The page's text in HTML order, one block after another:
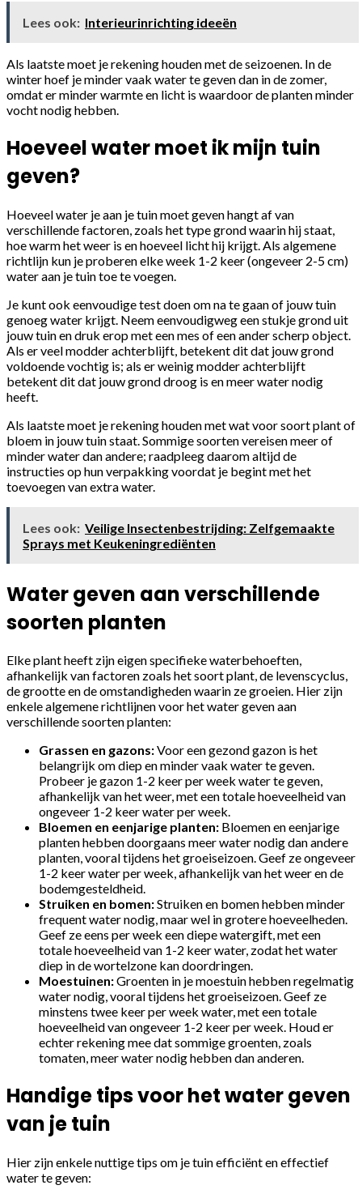
Lees ook: Interieurinrichting ideeën
Als laatste moet je rekening houden met de seizoenen. In de
winter hoef je minder vaak water te geven dan in de zomer,
omdat er minder warmte en licht is waardoor de planten minder
vocht nodig hebben.
Hoeveel water moet ik mijn tuin
geven?
Hoeveel water je aan je tuin moet geven hangt af van
verschillende factoren, zoals het type grond waarin hij staat,
hoe warm het weer is en hoeveel licht hij krijgt. Als algemene
richtlijn kun je proberen elke week 1-2 keer (ongeveer 2-5 cm)
water aan je tuin toe te voegen.
Je kunt ook eenvoudige test doen om na te gaan of jouw tuin
genoeg water krijgt. Neem eenvoudigweg een stukje grond uit
jouw tuin en druk erop met een mes of een ander scherp object.
Als er veel modder achterblijft, betekent dit dat jouw grond
voldoende vochtig is; als er weinig modder achterblijft
betekent dit dat jouw grond droog is en meer water nodig
heeft.
Als laatste moet je rekening houden met wat voor soort plant of
bloem in jouw tuin staat. Sommige soorten vereisen meer of
minder water dan andere; raadpleeg daarom altijd de
instructies op hun verpakking voordat je begint met het
toevoegen van extra water.
Lees ook: Veilige Insectenbestrijding: Zelfgemaakte
Sprays met Keukeningrediënten
Water geven aan verschillende
soorten planten
Elke plant heeft zijn eigen specifieke waterbehoeften,
afhankelijk van factoren zoals het soort plant, de levenscyclus,
de grootte en de omstandigheden waarin ze groeien. Hier zijn
enkele algemene richtlijnen voor het water geven aan
verschillende soorten planten:
Grassen en gazons:Voor een gezond gazon is het
belangrijk om diep en minder vaak water te geven.
Probeer je gazon 1-2 keer per week water te geven,
afhankelijk van het weer, met een totale hoeveelheid van
ongeveer 1-2 keer water per week.
Bloemen en eenjarige planten: Bloemen en eenjarige
planten hebben doorgaans meer water nodig dan andere
planten, vooral tijdens het groeiseizoen. Geef ze ongeveer
1-2 keer water per week, afhankelijk van het weer en de
bodemgesteldheid.
Struiken en bomen:Struiken en bomen hebben minder
frequent water nodig, maar wel in grotere hoeveelheden.
Geef ze eens per week een diepe watergift, met een
totale hoeveelheid van 1-2 keer water, zodat het water
diep in de wortelzone kan doordringen.
Moestuinen:Groenten in je moestuin hebben regelmatig
water nodig, vooral tijdens het groeiseizoen. Geef ze
minstens twee keer per week water, met een totale
hoeveelheid van ongeveer 1-2 keer per week. Houd er
echter rekening mee dat sommige groenten, zoals
tomaten, meer water nodig hebben dan anderen.
Handige tips voor het water geven
van je tuin
Hier zijn enkele nuttige tips om je tuin efficiënt en effectief
water te geven: